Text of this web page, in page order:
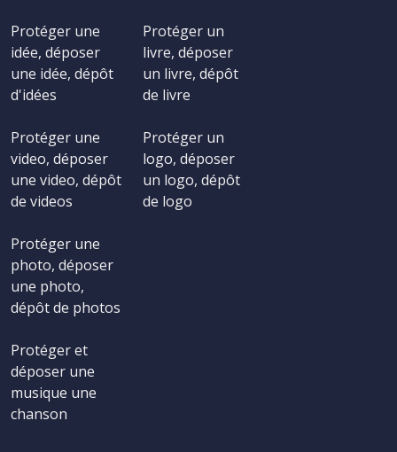
Protéger une
idée, déposer
une idée, dépôt
d'idées
Protéger une
video, déposer
une video, dépôt
de videos
Protéger une
photo, déposer
une photo,
dépôt de photos
Protéger et
déposer une
musique une
chanson
Protéger un
livre, déposer
un livre, dépôt
de livre
Protéger un
logo, déposer
un logo, dépôt
de logo